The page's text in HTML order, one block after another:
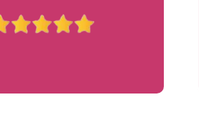
Automotiva Verde
Placa de Carro Ribeirão Preto